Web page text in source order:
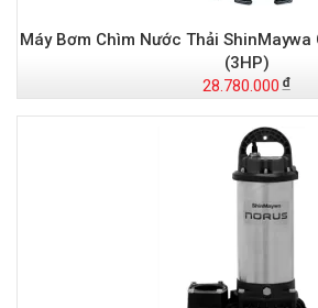
Máy Bơm Chìm Nước Thải ShinMaywa
(3HP)
28.780.000